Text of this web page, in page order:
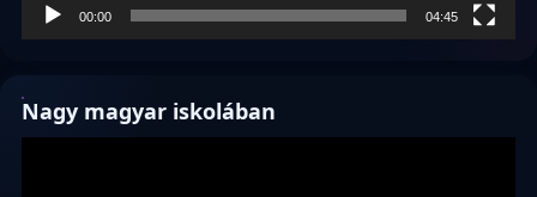
00:00 04:45
Nagy magyar iskolában